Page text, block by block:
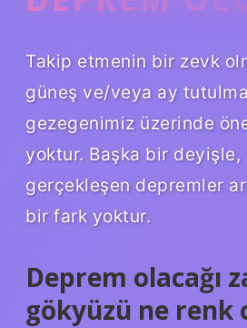
Takip etmenin bir zevk
güneş ve/veya ay
gezegenimiz üzerinde
yoktur. Başka bir deyişle,
gerçekleşen depremler
bir fark yoktur.
Deprem olacağı
gökyüzü ne renk